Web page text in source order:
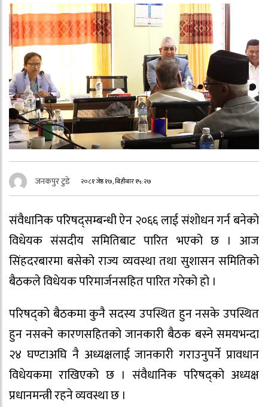
जनकपुर टुडे २०८१ जेष्ठ १७, बिहीबार १५:२७
संवैधानिक परिषद्सम्बन्धी ऐन २०६६ लाई संशोधन गर्न बनेको
विधेयक संसदीय समितिबाट पारित भएको छ । आज
सिंहदरबारमा बसेको राज्य व्यवस्था तथा सुशासन समितिको
बैठकले विधेयक परिमार्जनसहित पारित गरेको हो ।
परिषद्को बैठकमा कुनै सदस्य उपस्थित हुन नसके उपस्थित
हुन नसक्ने कारणसहितको जानकारी बैठक बस्ने समयभन्दा
२४ घण्टाअघि नै अध्यक्षलाई जानकारी गराउनुपर्ने प्रावधान
विधेयकमा राखिएको छ । संवैधानिक परिषद्को अध्यक्ष
प्रधानमन्त्री रहने व्यवस्था छ ।